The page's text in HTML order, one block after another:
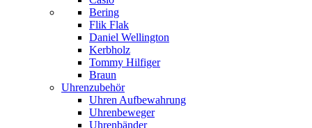
Bering
Flik Flak
Daniel Wellington
Kerbholz
Tommy Hilfiger
Braun
Uhrenzubehör
Uhren Aufbewahrung
Uhrenbeweger
Uhrenbänder